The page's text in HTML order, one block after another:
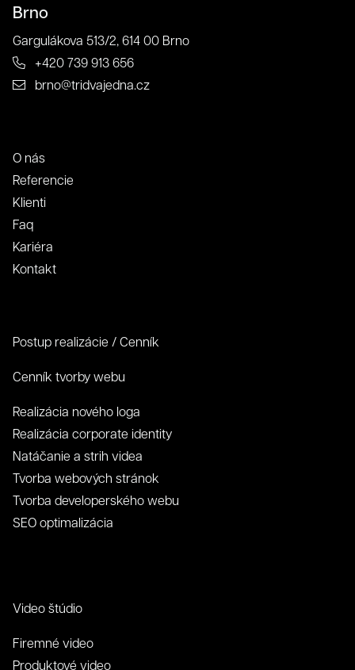
Brno
Gargulákova 513/2, 614 00 Brno
+420 739 913 656
brno@tridvajedna.cz
O nás
Referencie
Klienti
Faq
Kariéra
Kontakt
Postup realizácie / Cenník
Cenník tvorby webu
Realizácia nového loga
Realizácia corporate identity
Natáčanie a strih videa
Tvorba webových stránok
Tvorba developerského webu
SEO optimalizácia
Video štúdio
Firemné video
Produktové video